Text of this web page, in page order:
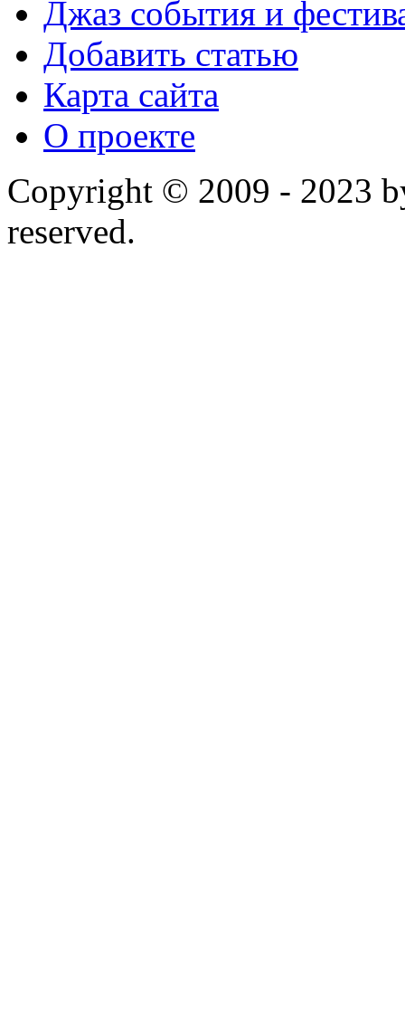
Джаз события и
Добавить статью
Карта сайта
О проекте
Copyright © 2009 - 2023
reserved.